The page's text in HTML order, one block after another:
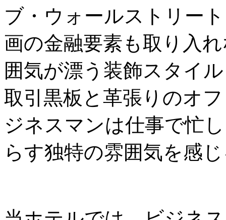
ブ・ウォールストリー
画の金融要素も取り入
囲気が漂う装飾スタイ
取引黒板と革張りのオ
ジネスマンは仕事で忙
らす独特の雰囲気を感